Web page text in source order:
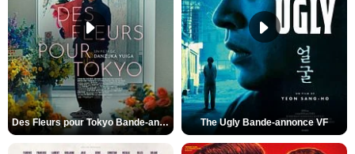
Des Fleurs pour Tokyo Bande-annonce VO STFR The Ugly Bande-annonce VF